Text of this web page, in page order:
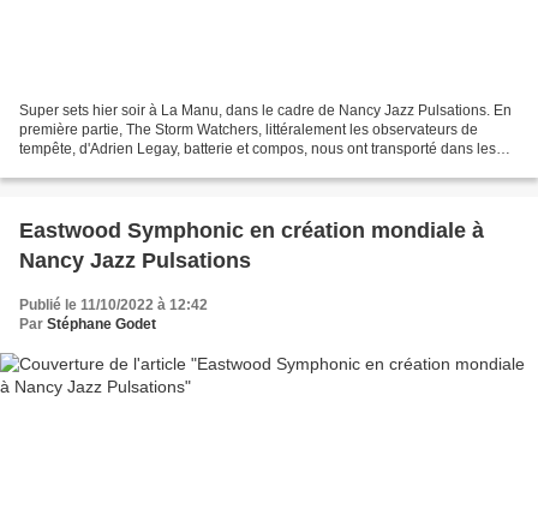
Super sets hier soir à La Manu, dans le cadre de Nancy Jazz Pulsations. En
première partie, The Storm Watchers, littéralement les observateurs de
tempête, d'Adrien Legay, batterie et compos, nous ont transporté dans les
Eastwood Symphonic en création mondiale à
Nancy Jazz Pulsations
Publié le 11/10/2022 à 12:42
Par Stéphane Godet